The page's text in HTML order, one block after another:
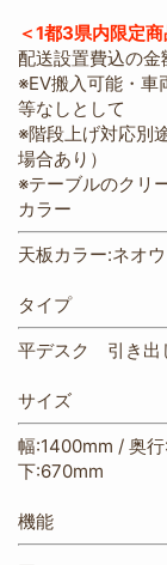
＜1都3県内限定商
配送設置費込の金
※EV搬入可能・車
等なしとして
※階段上げ対応別
場合あり）
※テーブルのクリ
カラー
天板カラー:ネオ
タイプ
平デスク 引き出
サイズ
幅:1400mm / 奥
下:670mm
機能